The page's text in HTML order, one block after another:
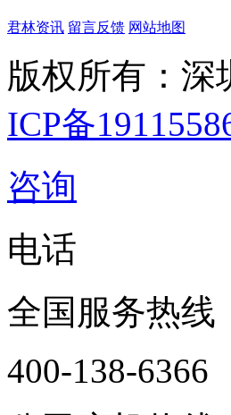
君林资讯 留言反馈 网站地图
版权所有：深
ICP备
咨询
电话
全国服务热线
400-138-6366